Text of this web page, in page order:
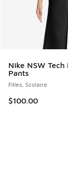
Nike NSW
Pants
Filles, Scolaire
$100.00